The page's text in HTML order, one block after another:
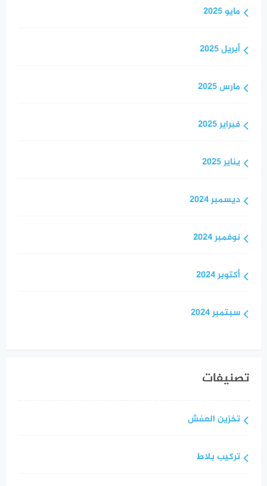
مايو 2025
أبريل 2025
مارس 2025
فبراير 2025
يناير 2025
ديسمبر 2024
نوفمبر 2024
أكتوبر 2024
سبتمبر 2024
تصنيفات
تخزين العفش
تركيب بلاط